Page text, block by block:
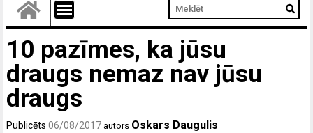
10 pazīmes, ka jūsu
draugs nemaz nav jūsu
draugs
Publicēts06/08/2017 autors Oskars Daugulis